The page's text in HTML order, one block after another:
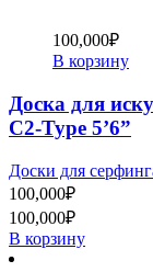
100,000₽
В корзину
Доска для
C2-Type 5’6”
Доски для
100,000₽
100,000₽
В корзину